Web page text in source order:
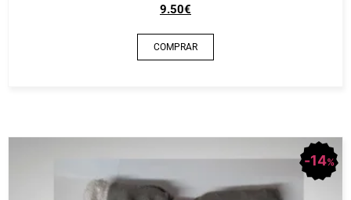
9.50€
COMPRAR
14%